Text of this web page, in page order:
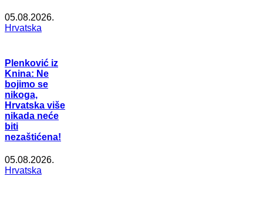
05.08.2026.
Hrvatska
Plenković iz
Knina: Ne
bojimo se
nikoga,
Hrvatska više
nikada neće
biti
nezaštićena!
05.08.2026.
Hrvatska